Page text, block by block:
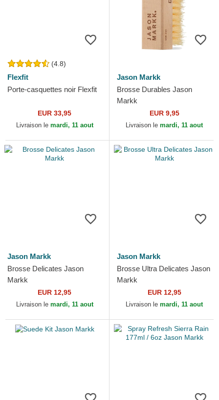
(4.8)
Flexfit
Porte-casquettes noir Flexfit
EUR 33,95
Livraison le mardi, 11 aout
Jason Markk
Brosse Durables Jason
Markk
EUR 9,95
Livraison le mardi, 11 aout
Jason Markk
Brosse Delicates Jason
Markk
EUR 12,95
Livraison le mardi, 11 aout
Jason Markk
Brosse Ultra Delicates Jason
Markk
EUR 12,95
Livraison le mardi, 11 aout